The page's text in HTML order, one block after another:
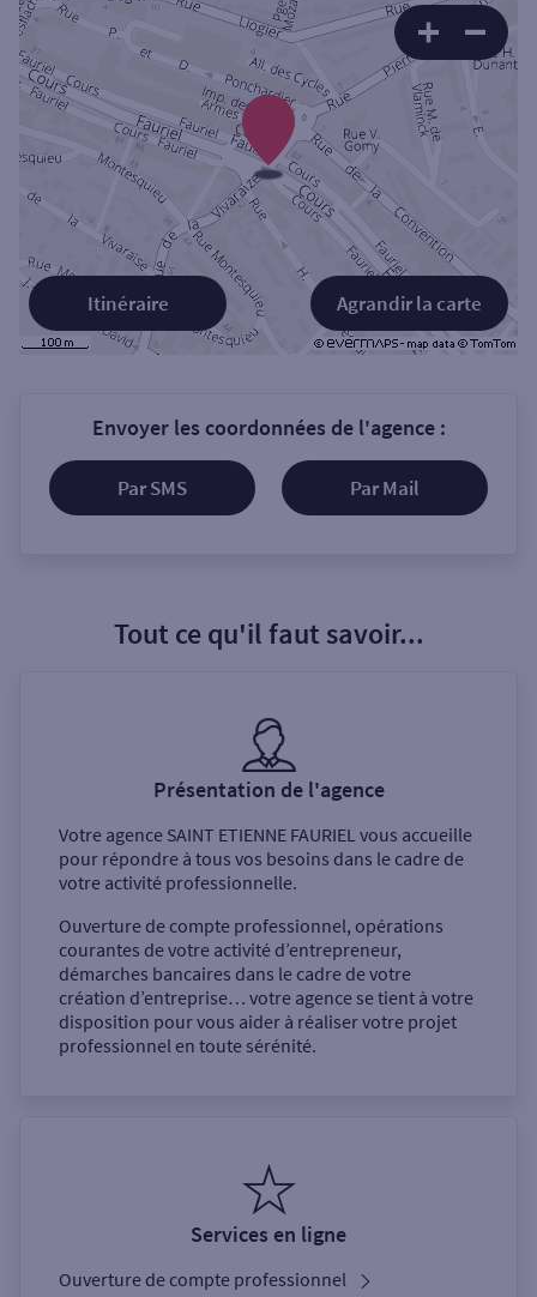
Agrandir la carte
Itinéraire
Envoyer les coordonnées de l'agence :
Par SMS Par Mail
Tout ce qu'il faut savoir...
Présentation de l'agence
Votre agence SAINT ETIENNE FAURIELvous accueille
pour répondre à tous vos besoins dans le cadre de
votre activité professionnelle.
Ouverture de compte professionnel, opérations
courantes de votre activité d’entrepreneur,
démarches bancaires dans le cadre de votre
création d’entreprise… votre agence se tient à votre
disposition pour vous aider à réaliser votre projet
professionnel en toute sérénité.
Services en ligne
Ouverture de compte professionnel